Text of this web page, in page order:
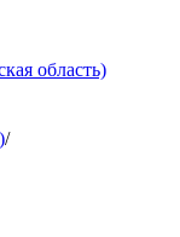
область)
/